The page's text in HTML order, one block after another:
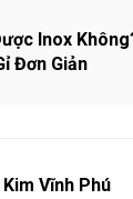
Inox
Đơn Giản
Vĩnh Phú